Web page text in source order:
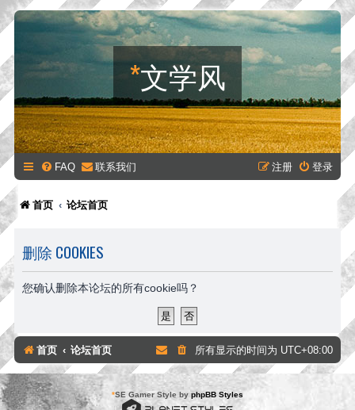
*文学风
FAQ 联系我们 登录
注册
首页 论坛首页
删除 COOKIES
您确认删除本论坛的所有cookie吗？
首页 论坛首页 所有显示的时间为 UTC+08:00
*SE Gamer Style by phpBB Styles